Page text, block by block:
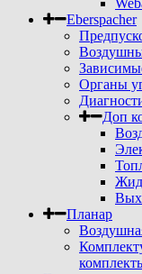
Eberspacher
Органы
Доп
Планар